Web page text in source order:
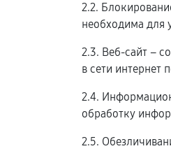
2.2.
необходима для
2.3. Веб-сайт –
в сети интернет
2.4.
обработку
2.5.